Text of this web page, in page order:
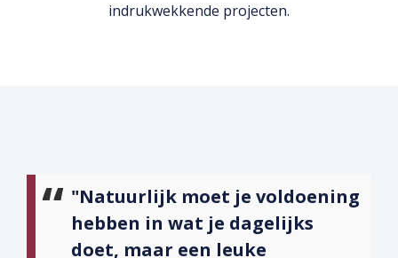
indrukwekkende projecten.
"Natuurlijk moet je voldoening
hebben in wat je dagelijks
doet, maar een leuke